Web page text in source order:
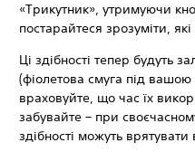
«Трикутник», утримуючи
постарайтеся зрозуміти,
Ці здібності тепер будуть
(фіолетова смуга під
враховуйте, що час їх
забувайте – при
здібності можуть